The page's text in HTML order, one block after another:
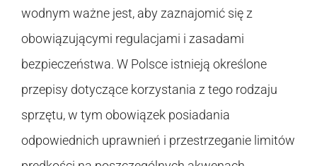
wodnym ważne jest, aby zaznajomić się z
obowiązującymi regulacjami i zasadami
bezpieczeństwa. W Polsce istnieją określone
przepisy dotyczące korzystania z tego rodzaju
sprzętu, w tym obowiązek posiadania
odpowiednich uprawnień i przestrzeganie limitów